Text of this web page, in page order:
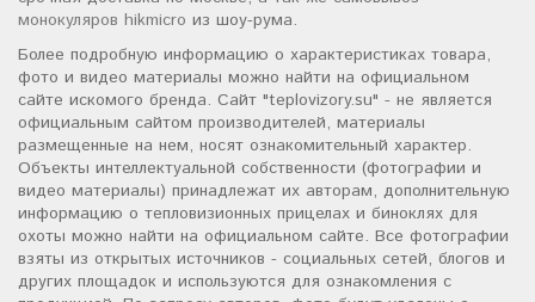
монокуляров hikmicro из шоу-рума.
Более подробную информацию о характеристиках товара,
фото и видео материалы можно найти на официальном
сайте искомого бренда. Сайт "teplovizory.su" - не является
официальным сайтом производителей, материалы
размещенные на нем, носят ознакомительный характер.
Объекты интеллектуальной собственности (фотографии и
видео материалы) принадлежат их авторам, дополнительную
информацию о тепловизионных прицелах и биноклях для
охоты можно найти на официальном сайте. Все фотографии
взяты из открытых источников - социальных сетей, блогов и
других площадок и используются для ознакомления с